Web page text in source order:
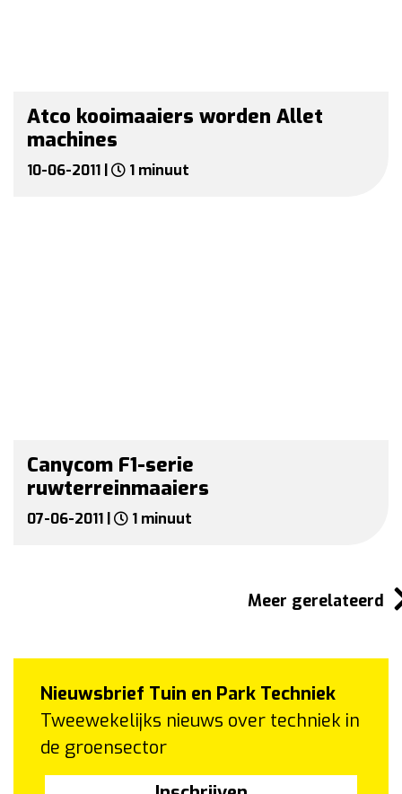
Atco kooimaaiers worden Allet
machines
10-06-2011 | 1 minuut
Canycom F1-serie
ruwterreinmaaiers
07-06-2011 | 1 minuut
Meer gerelateerd
Nieuwsbrief Tuin en Park Techniek
Tweewekelijks nieuws over techniek in
de groensector